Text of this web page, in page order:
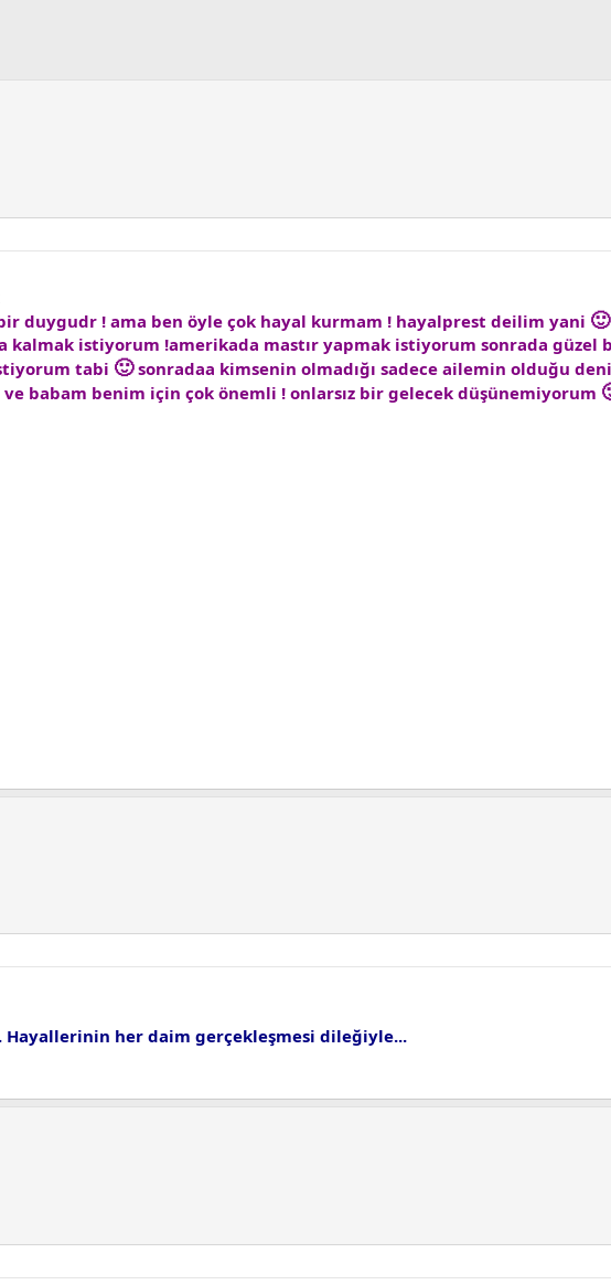
duygudr ! ama ben öyle çok hayal kurmam ! hayalprest deilim yani 🙂
kalmak istiyorum !amerikada mastır yapmak istiyorum sonrada güzel
tabi 🙂sonradaa kimsenin olmadığı sadece ailemin olduğu
ve babam benim için çok önemli ! onlarsız bir gelecek düşünemiyorum
Hayallerinin her daim gerçekleşmesi dileğiyle...